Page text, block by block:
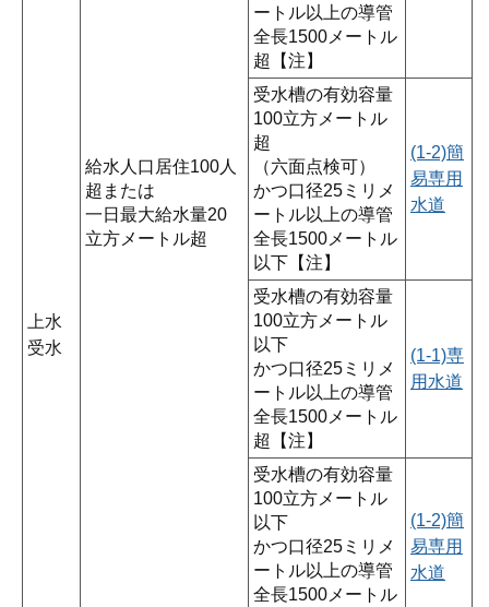
上水
受水
給水人口居住100人
超または
一日最大給水量20
立方メートル超
ートル以上の導管
全長1500メートル
超【注】
受水槽の有効容量
100立方メートル
超
（六面点検可）
かつ口径25ミリメ
ートル以上の導管
全長1500メートル
以下【注】
(1-2)簡
易専用
水道
受水槽の有効容量
100立方メートル
以下
かつ口径25ミリメ
ートル以上の導管
全長1500メートル
超【注】
(1-1)専
用水道
受水槽の有効容量
100立方メートル
以下
かつ口径25ミリメ
ートル以上の導管
全長1500メートル
(1-2)簡
易専用
水道